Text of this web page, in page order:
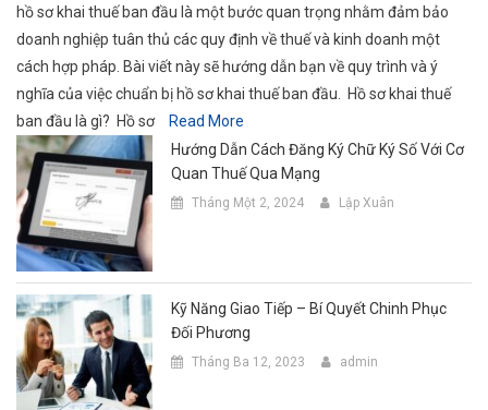
hồ sơ khai thuế ban đầu là một bước quan trọng nhằm đảm bảo
doanh nghiệp tuân thủ các quy định về thuế và kinh doanh một
cách hợp pháp. Bài viết này sẽ hướng dẫn bạn về quy trình và ý
nghĩa của việc chuẩn bị hồ sơ khai thuế ban đầu. Hồ sơ khai thuế
ban đầu là gì? Hồ sơ
Read More
Hướng Dẫn Cách Đăng Ký Chữ Ký Số Với Cơ
Quan Thuế Qua Mạng
Tháng Một 2, 2024 Lập Xuân
Kỹ Năng Giao Tiếp – Bí Quyết Chinh Phục
Đối Phương
Tháng Ba 12, 2023 admin